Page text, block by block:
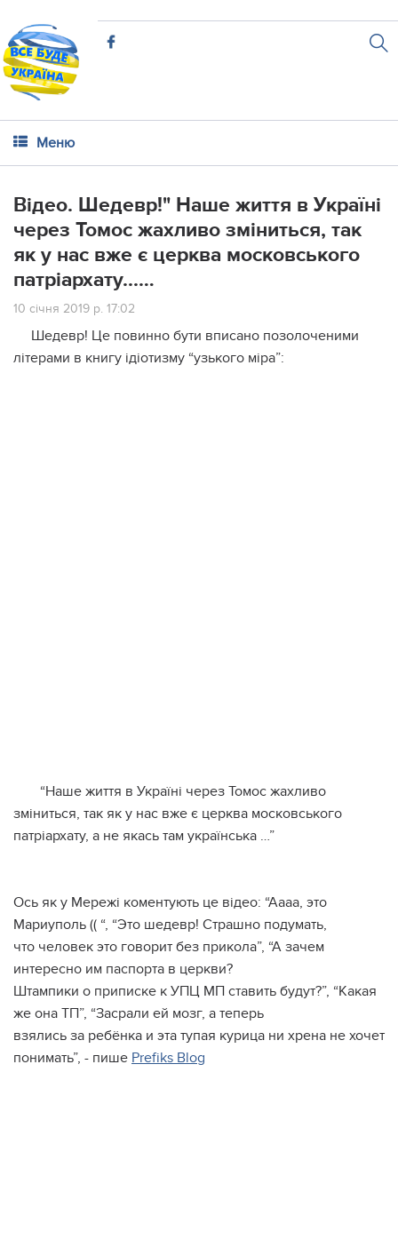
Меню
Відео. Шедевр!" Наше життя в Україні
через Томос жахливо зміниться, так
як у нас вже є церква московського
патріархату...…
10 січня 2019 р. 17:02
Шедевр! Це повинно бути вписано позолоченими
літерами в книгу ідіотизму “узького міра”:
“Наше життя в Україні через Томос жахливо
зміниться, так як у нас вже є церква московського
патріархату, а не якась там українська …”
Ось як у Мережі коментують це відео: “Аааа, это
Мариуполь (( “, “Это шедевр! Страшно подумать,
что человек это говорит без прикола”, “А зачем
интересно им паспорта в церкви?
Штампики о приписке к УПЦ МП ставить будут?”, “Какая
же она ТП”, “Засрали ей мозг, а теперь
взялись за ребёнка и эта тупая курица ни хрена не хочет
понимать”, - пише Prefiks Blog